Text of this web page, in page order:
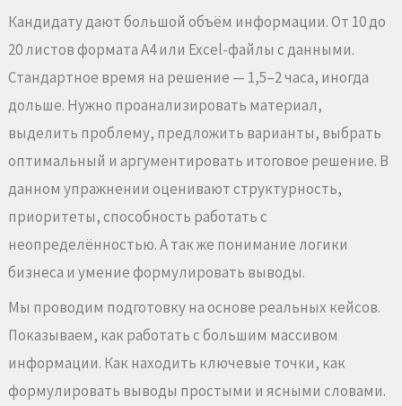
Кандидату дают большой объём информации. От 10 до
20 листов формата А4 или Excel-файлы с данными.
Стандартное время на решение — 1,5–2 часа, иногда
дольше. Нужно проанализировать материал,
выделить проблему, предложить варианты, выбрать
оптимальный и аргументировать итоговое решение. В
данном упражнении оценивают структурность,
приоритеты, способность работать с
неопределённостью. А так же понимание логики
бизнеса и умение формулировать выводы.
Мы проводим подготовку на основе реальных кейсов.
Показываем, как работать с большим массивом
информации. Как находить ключевые точки, как
формулировать выводы простыми и ясными словами.